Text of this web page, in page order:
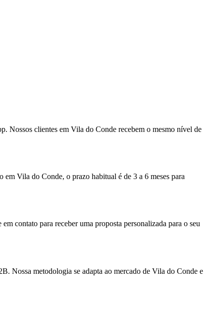
Nossos clientes em Vila do Conde recebem o mesmo nível de
Vila do Conde, o prazo habitual é de 3 a 6 meses para
contato para receber uma proposta personalizada para o seu
Nossa metodologia se adapta ao mercado de Vila do Conde e